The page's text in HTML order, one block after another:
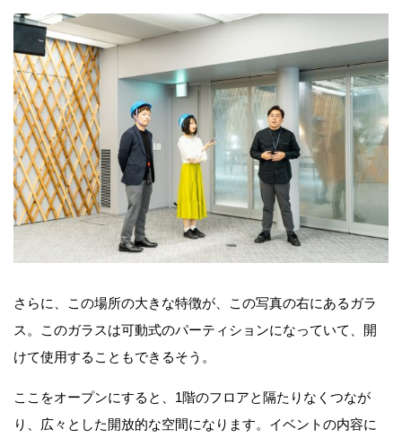
さらに、この場所の大きな特徴が、この写真の右にあるガラ
ス。このガラスは可動式のパーティションになっていて、開
けて使用することもできるそう。
ここをオープンにすると、1階のフロアと隔たりなくつなが
り、広々とした開放的な空間になります。イベントの内容に